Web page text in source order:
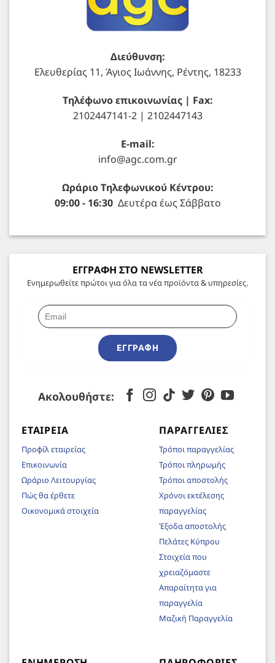
Διεύθυνση:
Ελευθερίας 11, Άγιος Ιωάννης, Ρέντης, 18233
Τηλέφωνο επικοινωνίας | Fax:
2102447141-2 | 2102447143
E-mail:
info@agc.com.gr
Ωράριο Τηλεφωνικού Κέντρου:
09:00 - 16:30Δευτέρα έως Σάββατο
ΕΓΓΡΑΦΗ ΣΤΟ NEWSLETTER
Ενημερωθείτε πρώτοι για όλα τα νέα προϊόντα & υπηρεσίες.
ΕΓΓΡΑΦΉ
Ακολουθήστε:
ΕΤΑΙΡΕΊΑ
Προφίλ εταιρείας
Επικοινωνία
Ωράριο Λειτουργίας
Πώς θα έρθετε
Οικονομικά στοιχεία
ΠΑΡΑΓΓΕΛΊΕΣ
Τρόποι παραγγελίας
Τρόποι πληρωμής
Τρόποι αποστολής
Χρόνοι εκτέλεσης
παραγγελίας
Έξοδα αποστολής
Πελάτες Κύπρου
Στοιχεία που
χρειαζόμαστε
Απαραίτητα για
παραγγελία
Μαζική Παραγγελία